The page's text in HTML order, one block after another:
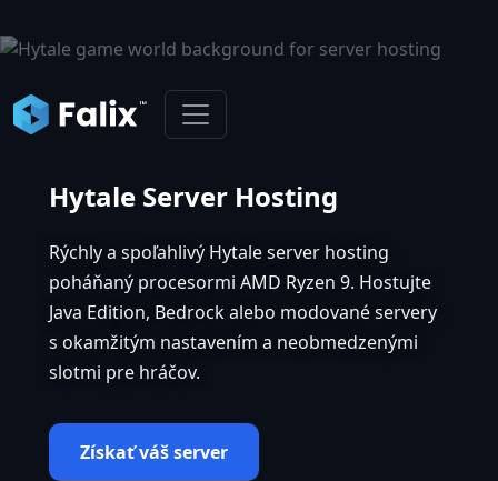
Hytale Server Hosting
Rýchly a spoľahlivý Hytale server hosting
poháňaný procesormi AMD Ryzen 9. Hostujte
Java Edition, Bedrock alebo modované servery
s okamžitým nastavením a neobmedzenými
slotmi pre hráčov.
Získať váš server